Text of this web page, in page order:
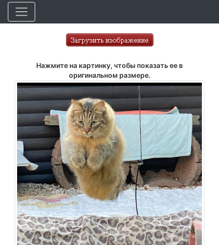
Нажмите на картинку, чтобы показать ее в
оригинальном размере.